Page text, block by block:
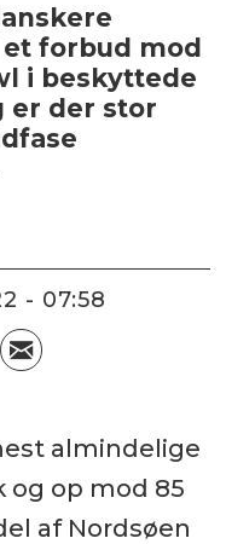
forbud mod
i beskyttede
er der stor
- 07:58
almindelige
og op mod 85
af Nordsøen